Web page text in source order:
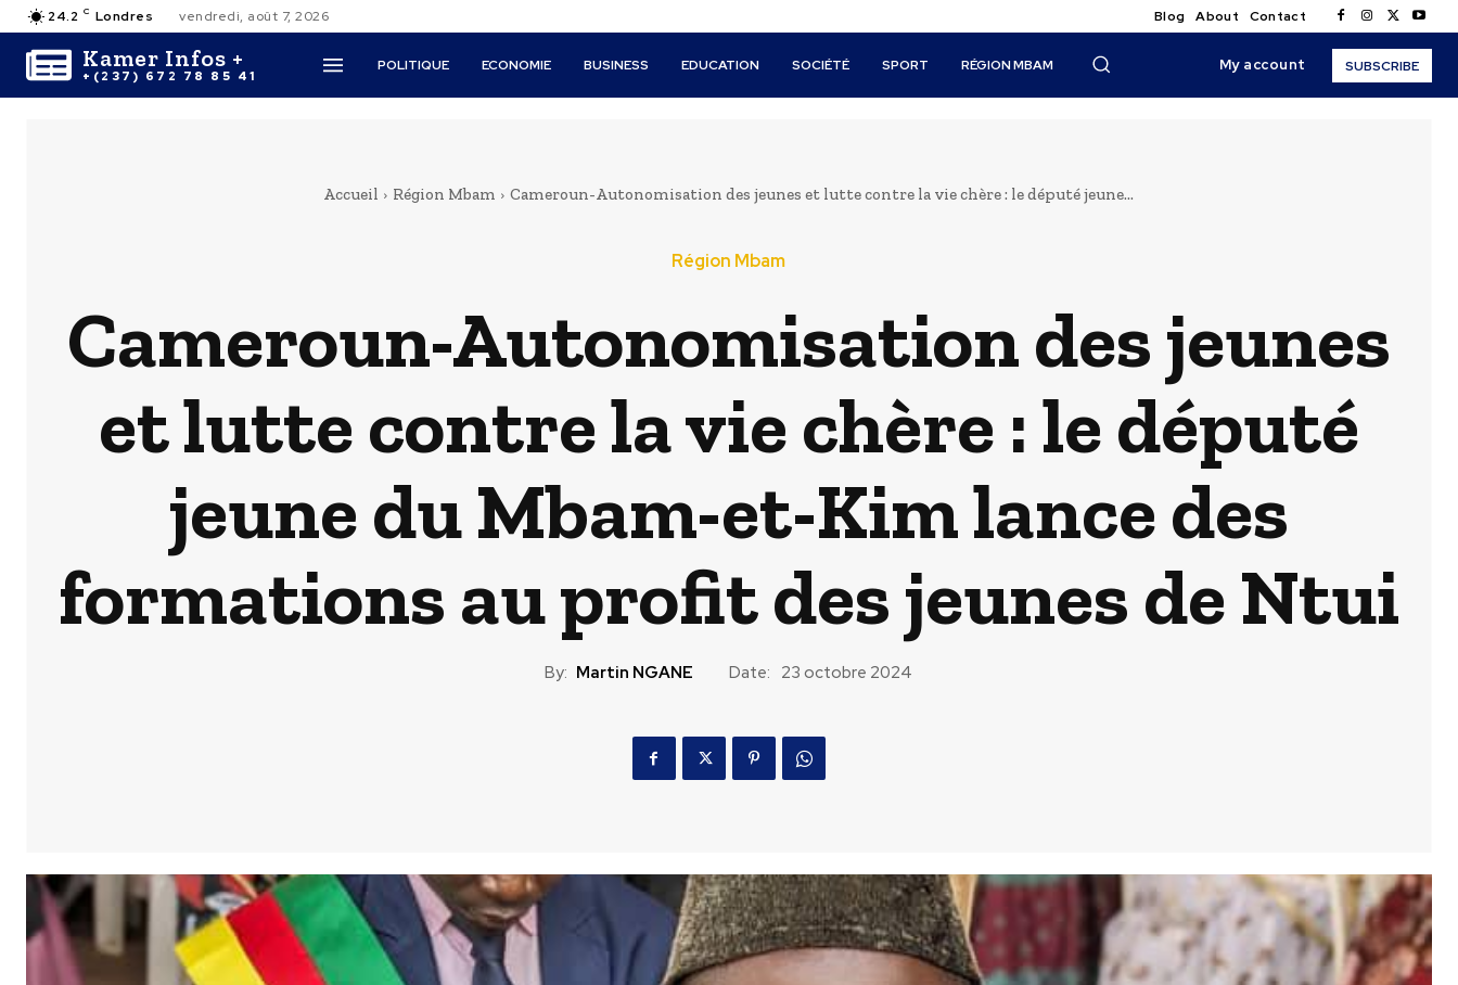
24.2 C Londres vendredi, août 7, 2026 Blog About Contact
Kamer Infos +
+(237) 672 78 85 41
POLITIQUE ECONOMIE BUSINESS EDUCATION SOCIÉTÉ SPORT RÉGION MBAM My account SUBSCRIBE
Accueil Région Mbam Cameroun-Autonomisation des jeunes et lutte contre la vie chère : le député jeune...
Région Mbam
Cameroun-Autonomisation des jeunes
et lutte contre la vie chère : le député
jeune du Mbam-et-Kim lance des
formations au profit des jeunes de Ntui
By: Martin NGANE Date: 23 octobre 2024